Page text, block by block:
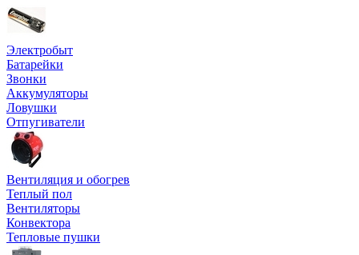
Электробыт
Батарейки
Звонки
Аккумуляторы
Ловушки
Отпугиватели
Вентиляция и обогрев
Теплый пол
Вентиляторы
Конвектора
Тепловые пушки